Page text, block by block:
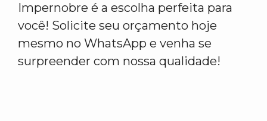
Impernobre é a escolha perfeita para
você! Solicite seu orçamento hoje
mesmo no WhatsApp e venha se
surpreender com nossa qualidade!